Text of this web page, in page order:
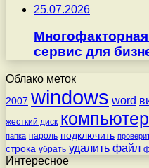
25.07.2026
сервис для
Облако меток
2007 windows word
жесткий диск компьютер
папка пароль подключить
строка убрать удалить файл
Интересное